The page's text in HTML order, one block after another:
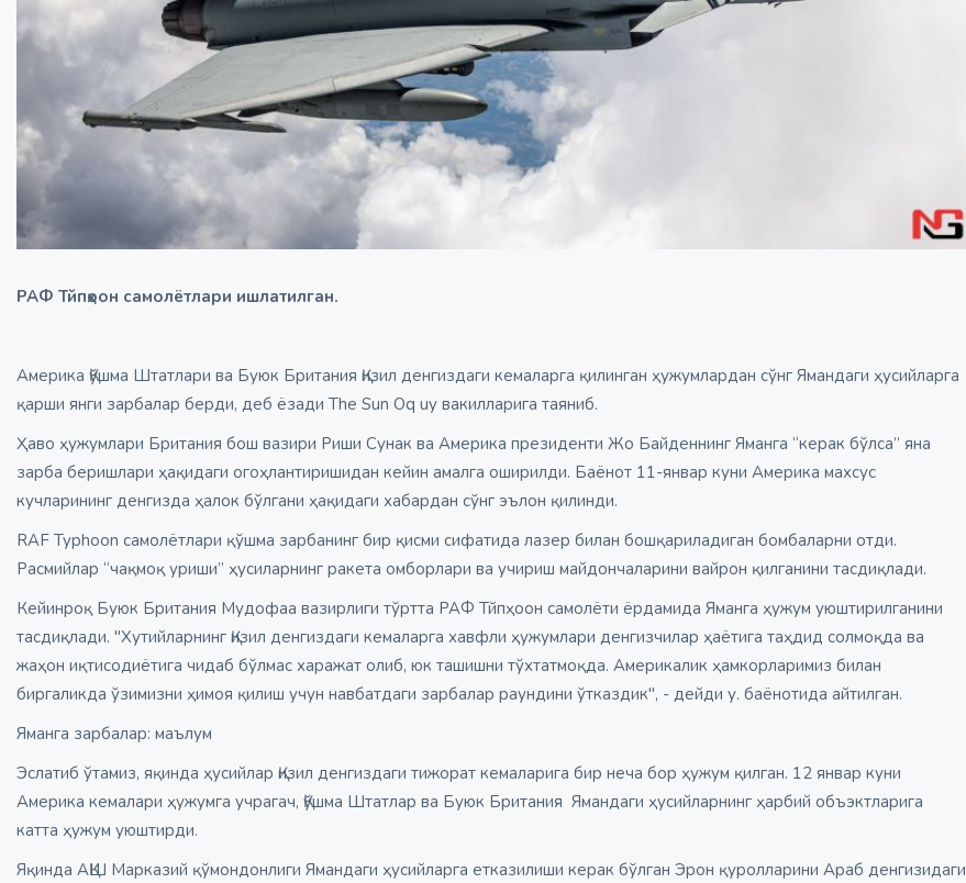
РАФ Тйпҳоон самолётлари ишлатилган.
Америка Қўшма Штатлари ва Буюк Британия Қизил денгиздаги кемаларга қилинган ҳужумлардан сўнг Ямандаги ҳусийларга
қарши янги зарбалар берди, деб ёзади The Sun Oq uy вакилларига таяниб.
Ҳаво ҳужумлари Британия бош вазири Риши Сунак ва Америка президенти Жо Байденнинг Яманга “керак бўлса” яна
зарба беришлари ҳақидаги огоҳлантиришидан кейин амалга оширилди. Баёнот 11-январ куни Америка махсус
кучларининг денгизда ҳалок бўлгани ҳақидаги хабардан сўнг эълон қилинди.
RAF Typhoon самолётлари қўшма зарбанинг бир қисми сифатида лазер билан бошқариладиган бомбаларни отди.
Расмийлар “чақмоқ уриши” ҳусиларнинг ракета омборлари ва учириш майдончаларини вайрон қилганини тасдиқлади.
Кейинроқ Буюк Британия Мудофаа вазирлиги тўртта РАФ Тйпҳоон самолёти ёрдамида Яманга ҳужум уюштирилганини
тасдиқлади. "Хутийларнинг Қизил денгиздаги кемаларга хавфли ҳужумлари денгизчилар ҳаётига таҳдид солмоқда ва
жаҳон иқтисодиётига чидаб бўлмас харажат олиб, юк ташишни тўхтатмоқда. Америкалик ҳамкорларимиз билан
биргаликда ўзимизни ҳимоя қилиш учун навбатдаги зарбалар раундини ўтказдик", - дейди у. баёнотида айтилган.
Яманга зарбалар: маълум
Эслатиб ўтамиз, яқинда ҳусийлар Қизил денгиздаги тижорат кемаларига бир неча бор ҳужум қилган. 12 январ куни
Америка кемалари ҳужумга учрагач, Қўшма Штатлар ва Буюк Британия Ямандаги ҳусийларнинг ҳарбий объэктларига
катта ҳужум уюштирди.
Яқинда АҚШ Марказий қўмондонлиги Ямандаги ҳусийларга етказилиши керак бўлган Эрон қуролларини Араб денгизидаги